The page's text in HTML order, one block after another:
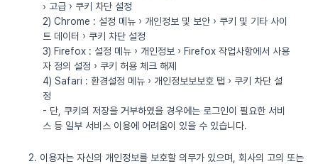
› 고급 › 쿠키 차단 설정
2) Chrome : 설정 메뉴 › 개인정보 및 보안 › 쿠키 및 기타 사이
트 데이터 › 쿠키 차단 설정
3) Firefox : 설정 메뉴 › 개인정보 › Firefox 작업사항에서 사용
자 정의 설정 › 쿠키 허용 체크 해제
4) Safari : 환경설정 메뉴 › 개인정보보보호 탭 › 쿠키 차단 설
정
- 단, 쿠키의 저장을 거부하였을 경우에는 로그인이 필요한 서비
스 등 일부 서비스 이용에 어려움이 있을 수 있습니다.
2. 이용자는 자신의 개인정보를 보호할 의무가 있으며, 회사의 고의 또는